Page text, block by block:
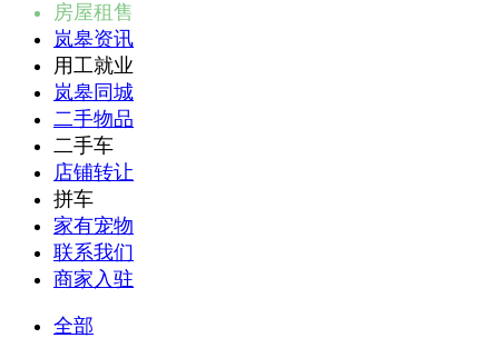
房屋租售
岚皋资讯
用工就业
岚皋同城
二手物品
二手车
店铺转让
拼车
家有宠物
联系我们
商家入驻
全部